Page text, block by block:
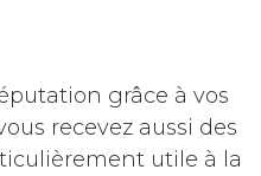
grâce à vos
recevez aussi des
utile à la